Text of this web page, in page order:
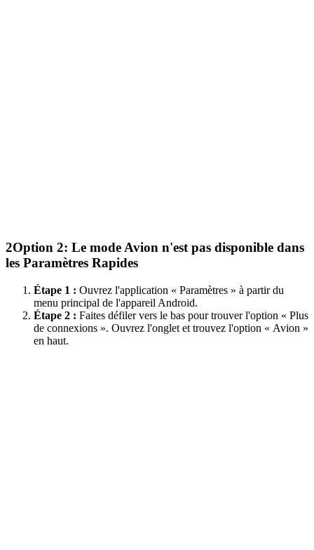
2Option 2: Le mode Avion n'est pas disponible dans
les Paramètres Rapides
Étape 1 : Ouvrez l'application « Paramètres » à partir du
menu principal de l'appareil Android.
Étape 2 : Faites défiler vers le bas pour trouver l'option « Plus
de connexions ». Ouvrez l'onglet et trouvez l'option « Avion »
en haut.